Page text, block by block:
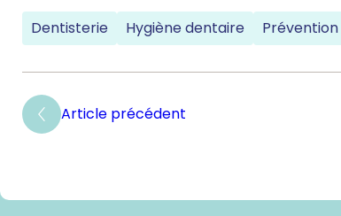
Dentisterie Hygiène dentaire Prévention
Article précédent